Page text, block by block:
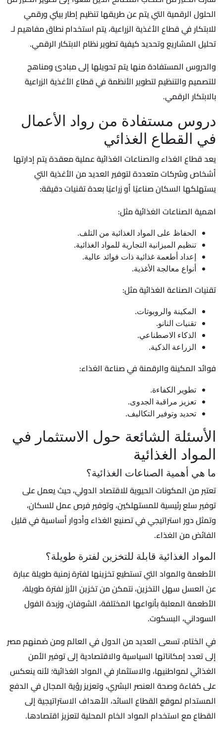
الحلول الرقمية التي يتم عن طريقها تنظيم إطار بيئي ورقمي
للابتكار في قطاع الأغذية الزراعية، يتم استخدام نطاق مفاهيم لـ
تحليل المشاريع وتحديد كيفية تطوير نظام الابتكار الرقمي.
والدروس المستفادة منها يتم تحويلها إلى مبادئ ومناهج
للتصميم والتنظيم لتطوير الأنظمة في قطاع الأغذية الزراعية
بالابتكار الرقمي.
دروس مستفادة من رواد الأعمال
في القطاع الغذائي
يعد قطاع الغذاء والصناعات الغذائية عملية معقدة يتم إدارتها
أشخاص وشركات متعددة لتوفير العديد من الأغذية التي
يستهلكها السكان صناعيًا أو زراعيًا بعدة تقنيات دقيقة:
اهمية الصناعات الغذائية مثل:
الحفاظ على المواد الغذائية من التلف.
تنظيم الميزانية التجارية للمواد الغذائية.
إعداد أطعمة غذائية ذات فوائد عالية.
أنواع معالجة الأغذية.
تقنيات الصناعة الغذائية مثل:
المكينة والروبوتات.
تقنيات النانو.
الذكاء الاصطناعي.
الزراعة الذكية.
فوائد المكينة والرقمنة في صناعة الغذاء:
تطوير الكفاءة.
تعزيز مراقبة الجدوى.
تحديد وتوفير التكاليف.
الأسئلة الشائعة حول الاستثمار في
المواد الغذائية
ما هي أهمية الصناعات الغذائية؟
تعتبر من المكونات الحيوية للاقتصاد الدولي، حيث يعمل على
توفير سلع رئيسية للمستهلكين، وتوفير فرص عمل للسكان،
وتمثل دور استراتيجي في تصنيع الغذاء وأدوار أساسية في قليل
الفائض من الغذاء.
المواد الغذائية قابلة للتخزين لفترة طويلة؟
الأطعمة والمواد التي تستطيع تخزينها لفترة زمنية طويلة عبارة
عن العسل سهل التخزين، نتمكن من تخزين الأرز لفترة طويلة،
الأطعمة المعلبة بأنواعها المختلفة، الشوفان، وزبدة الفول
السوداني، البسكوت.
في الختام، تسعى العديد من الدول في العالم ومن ضمنهم مصر
إلى تعدد إمكاناتها السياسية والاقتصادية إلى توفير الأمن
الغذائي لمواطنيها، والاستثمار في المواد الغذائية؛ لأنه ينعكس
على كفاءة وصحة العنصر البشري، وتعزيز رؤية المجال في الدفع
المستدام لموقع القطاع السائد، الأهداف الاستراتيجية إلى
القطاع مع استخدام المواد الخام المحلية لتعزيز اقتصادها.